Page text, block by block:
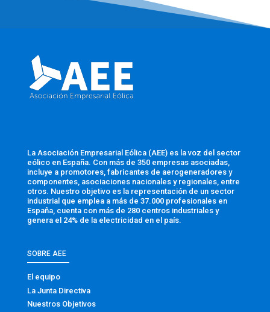
La Asociación Empresarial Eólica (AEE) es la voz del sector
eólico en España. Con más de 350 empresas asociadas,
incluye a promotores, fabricantes de aerogeneradores y
componentes, asociaciones nacionales y regionales, entre
otros. Nuestro objetivo es la representación de un sector
industrial que emplea a más de 37.000 profesionales en
España, cuenta con más de 280 centros industriales y
genera el 24% de la electricidad en el país.
SOBRE AEE
El equipo
La Junta Directiva
Nuestros Objetivos